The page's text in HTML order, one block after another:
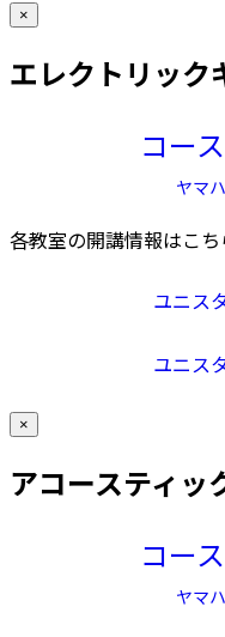
×
エレクトリック
コー
ヤマ
各教室の開講情報はこち
ユニス
ユニス
×
アコースティッ
コー
ヤマ